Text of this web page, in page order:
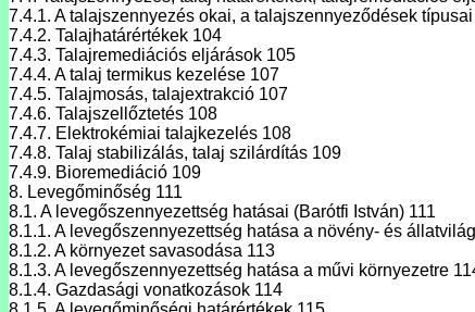
7.4.1. A talajszennyezés okai, a talajszennyeződések
7.4.2. Talajhatárértékek 104
7.4.3. Talajremediációs eljárások 105
7.4.4. A talaj termikus kezelése 107
7.4.5. Talajmosás, talajextrakció 107
7.4.6. Talajszellőztetés 108
7.4.7. Elektrokémiai talajkezelés 108
7.4.8. Talaj stabilizálás, talaj szilárdítás 109
7.4.9. Bioremediáció 109
8. Levegőminőség 111
8.1. A levegőszennyezettség hatásai (Barótfi István) 111
8.1.1. A levegőszennyezettség hatása a növény- és
8.1.2. A környezet savasodása 113
8.1.3. A levegőszennyezettség hatása a művi környezetre
8.1.4. Gazdasági vonatkozások 114